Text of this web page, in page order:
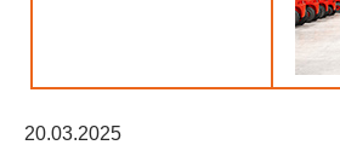
20.03.2025